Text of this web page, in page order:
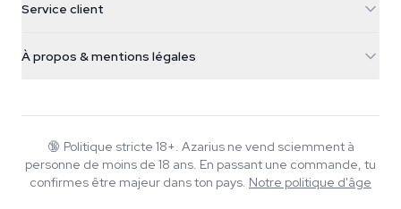
Nederland
+31(0)204897914
Smokeshop
Service client
Politique de retour
Politique de confidentialité
À propos & mentions légales
Wiki
Musique
🔞 Politique stricte 18+. Azarius ne vend sciemment à
personne de moins de 18 ans. En passant une commande, tu
confirmes être majeur dans ton pays. Notre politique d'âge